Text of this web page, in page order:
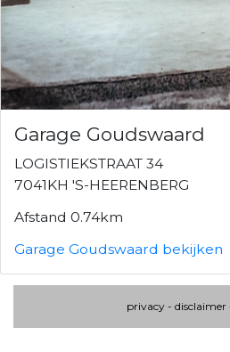
Garage Goudswaard
LOGISTIEKSTRAAT 34
7041KH 'S-HEERENBERG
Afstand 0.74km
Garage Goudswaard bekijken
privacy - disclaimer